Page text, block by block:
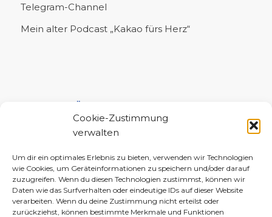
Cookie-Zustimmung
verwalten
Um dir ein optimales Erlebnis zu bieten, verwenden wir Technologien
wie Cookies, um Geräteinformationen zu speichern und/oder darauf
zuzugreifen. Wenn du diesen Technologien zustimmst, können wir
Daten wie das Surfverhalten oder eindeutige IDs auf dieser Website
verarbeiten. Wenn du deine Zustimmung nicht erteilst oder
zurückziehst, können bestimmte Merkmale und Funktionen
Telegram-Channel
Mein alter Podcast „Kakao fürs Herz“